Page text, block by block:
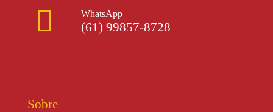
WhatsApp
(61) 99857-8728
Sobre